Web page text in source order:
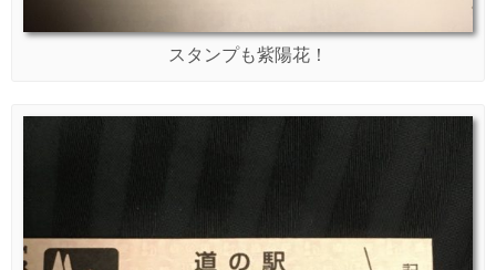
スタンプも紫陽花！